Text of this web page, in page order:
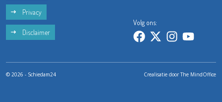
Privacy
Disclaimer
Volg ons:
© 2026 - Schiedam24 Crealisatie doorThe MindOffice